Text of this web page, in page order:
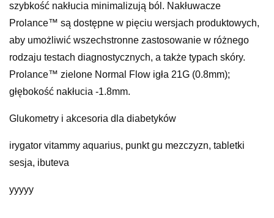
szybkość nakłucia minimalizują ból. Nakłuwacze
Prolance™ są dostępne w pięciu wersjach produktowych,
aby umożliwić wszechstronne zastosowanie w różnego
rodzaju testach diagnostycznych, a także typach skóry.
Prolance™ zielone Normal Flow igła 21G (0.8mm);
głębokość nakłucia -1.8mm.
Glukometry i akcesoria dla diabetyków
irygator vitammy aquarius, punkt gu mezczyzn, tabletki
sesja, ibuteva
yyyyy